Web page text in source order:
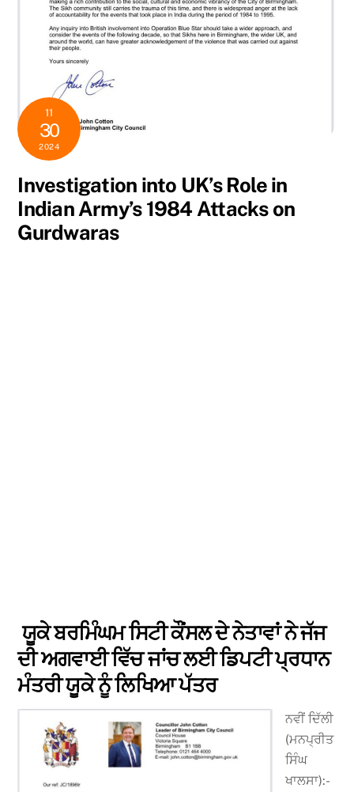
11
30
2024
Investigation into UK’s Role in
Indian Army’s 1984 Attacks on
Gurdwaras
ਯੂਕੇ ਬਰਮਿੰਘਮ ਸਿਟੀ ਕੌਂਸਲ ਦੇ ਨੇਤਾਵਾਂ ਨੇ ਜੱਜ
ਦੀ ਅਗਵਾਈ ਵਿੱਚ ਜਾਂਚ ਲਈ ਡਿਪਟੀ ਪ੍ਰਧਾਨ
ਮੰਤਰੀ ਯੂਕੇ ਨੂੰ ਲਿਖਿਆ ਪੱਤਰ
ਨਵੀਂ ਦਿੱਲੀ
(ਮਨਪ੍ਰੀਤ
ਸਿੰਘ
ਖਾਲਸਾ):-